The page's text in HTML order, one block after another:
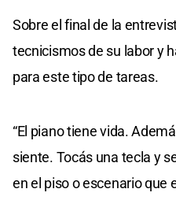
Sobre el final de la
tecnicismos de su labor y
para este tipo de tareas.
“El piano tiene vida.
siente. Tocás una tecla y
en el piso o escenario que